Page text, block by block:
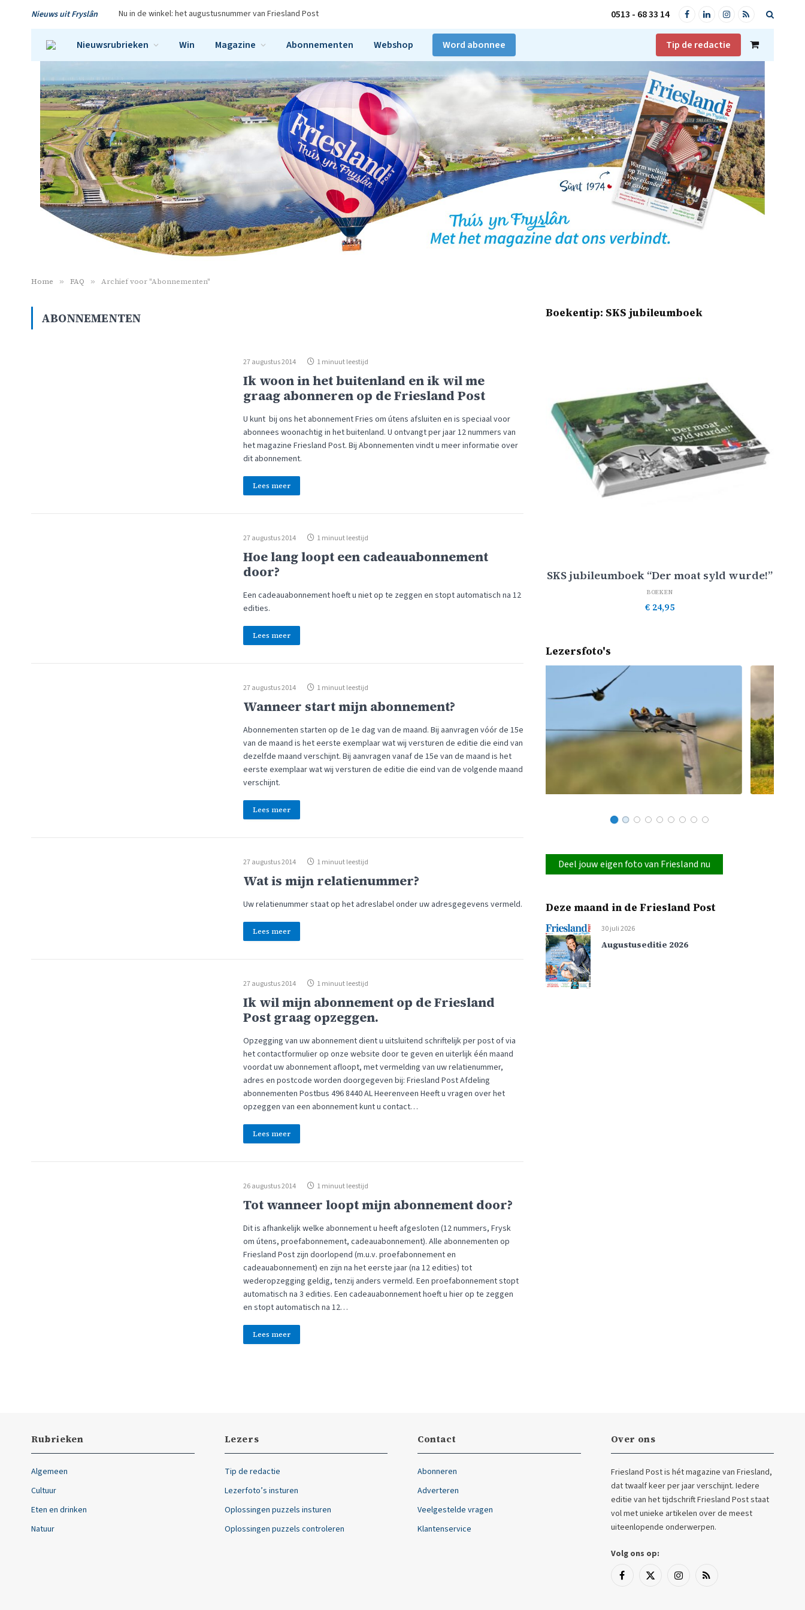
Nieuws uit Fryslân Nu in de winkel: het augustusnummer van Friesland Post 0513 - 68 33 14 FacebookLinkedInInstagram
RSS
Nieuwsrubrieken Win Magazine Abonnementen Webshop Word abonnee Tip de redactie
Shopping
Cart
Home » FAQ » Archief voor "Abonnementen"
ABONNEMENTEN
27 augustus 2014 1 minuut leestijd
Ik woon in het buitenland en ik wil me
graag abonneren op de Friesland Post
U kunt bij ons het abonnement Fries om útens afsluiten en is speciaal voor
abonnees woonachtig in het buitenland. U ontvangt per jaar 12 nummers van
het magazine Friesland Post. Bij Abonnementen vindt u meer informatie over
dit abonnement.
Lees meer
27 augustus 2014 1 minuut leestijd
Hoe lang loopt een cadeauabonnement
door?
Een cadeauabonnement hoeft u niet op te zeggen en stopt automatisch na 12
edities.
Lees meer
27 augustus 2014 1 minuut leestijd
Wanneer start mijn abonnement?
Abonnementen starten op de 1e dag van de maand. Bij aanvragen vóór de 15e
van de maand is het eerste exemplaar wat wij versturen de editie die eind van
dezelfde maand verschijnt. Bij aanvragen vanaf de 15e van de maand is het
eerste exemplaar wat wij versturen de editie die eind van de volgende maand
verschijnt.
Lees meer
27 augustus 2014 1 minuut leestijd
Wat is mijn relatienummer?
Uw relatienummer staat op het adreslabel onder uw adresgegevens vermeld.
Lees meer
27 augustus 2014 1 minuut leestijd
Ik wil mijn abonnement op de Friesland
Post graag opzeggen.
Opzegging van uw abonnement dient u uitsluitend schriftelijk per post of via
het contactformulier op onze website door te geven en uiterlijk één maand
voordat uw abonnement afloopt, met vermelding van uw relatienummer,
adres en postcode worden doorgegeven bij: Friesland Post Afdeling
abonnementen Postbus 496 8440 AL Heerenveen Heeft u vragen over het
opzeggen van een abonnement kunt u contact…
Lees meer
26 augustus 2014 1 minuut leestijd
Tot wanneer loopt mijn abonnement door?
Dit is afhankelijk welke abonnement u heeft afgesloten (12 nummers, Frysk
om útens, proefabonnement, cadeauabonnement). Alle abonnementen op
Friesland Post zijn doorlopend (m.u.v. proefabonnement en
cadeauabonnement) en zijn na het eerste jaar (na 12 edities) tot
wederopzegging geldig, tenzij anders vermeld. Een proefabonnement stopt
automatisch na 3 edities. Een cadeauabonnement hoeft u hier op te zeggen
en stopt automatisch na 12…
Lees meer
Boekentip: SKS jubileumboek
SKS jubileumboek “Der moat syld wurde!”
BOEKEN
€ 24,95
Lezersfoto's
Deel jouw eigen foto van Friesland nu
Deze maand in de Friesland Post
30 juli 2026
Augustuseditie 2026
Rubrieken
Algemeen
Cultuur
Eten en drinken
Natuur
Lezers
Tip de redactie
Lezerfoto’s insturen
Oplossingen puzzels insturen
Oplossingen puzzels controleren
Contact
Abonneren
Adverteren
Veelgestelde vragen
Klantenservice
Over ons
Friesland Post is hét magazine van Friesland,
dat twaalf keer per jaar verschijnt. Iedere
editie van het tijdschrift Friesland Post staat
vol met unieke artikelen over de meest
uiteenlopende onderwerpen.
Volg ons op:
Facebook
X
InstagramRSS